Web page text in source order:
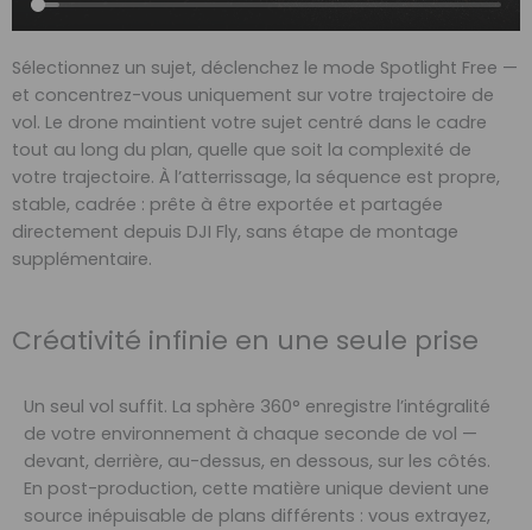
Sélectionnez un sujet, déclenchez le mode Spotlight Free —
et concentrez-vous uniquement sur votre trajectoire de
vol. Le drone maintient votre sujet centré dans le cadre
tout au long du plan, quelle que soit la complexité de
votre trajectoire. À l’atterrissage, la séquence est propre,
stable, cadrée : prête à être exportée et partagée
directement depuis DJI Fly, sans étape de montage
supplémentaire.
Créativité infinie en une seule prise
Un seul vol suffit. La sphère 360° enregistre l’intégralité
de votre environnement à chaque seconde de vol —
devant, derrière, au-dessus, en dessous, sur les côtés.
En post-production, cette matière unique devient une
source inépuisable de plans différents : vous extrayez,